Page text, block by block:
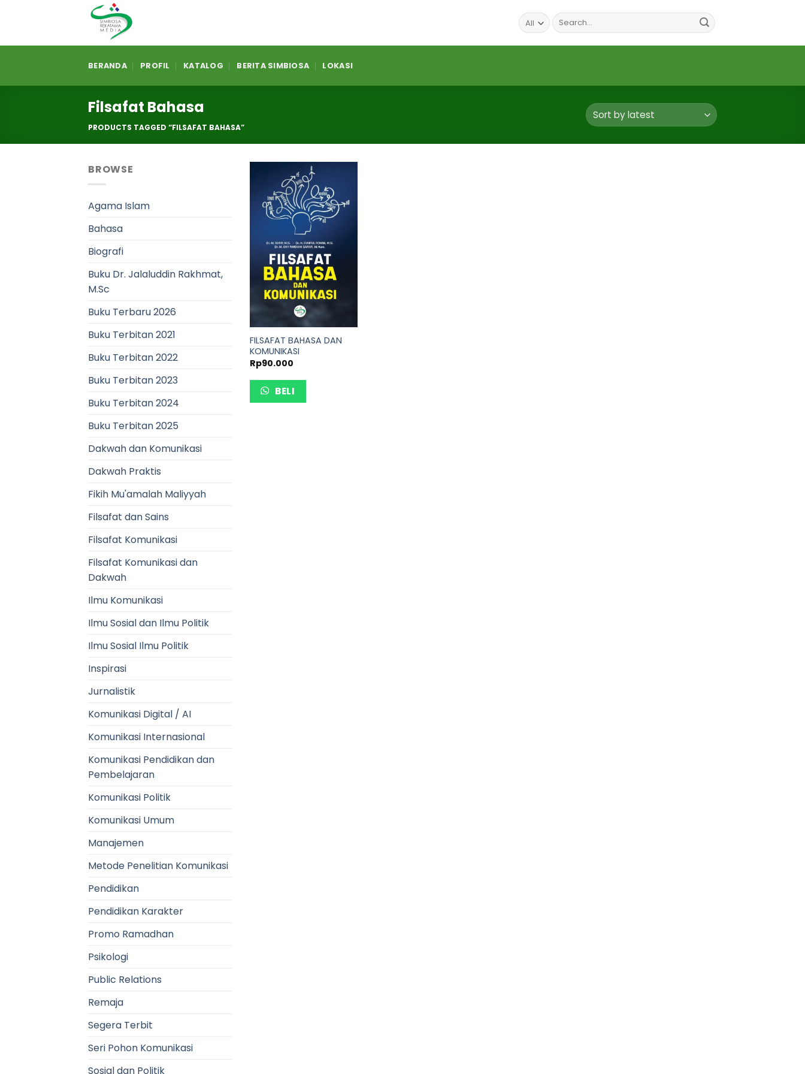
Search
for:
BERANDA PROFIL KATALOG BERITA SIMBIOSA LOKASI
Filsafat Bahasa
PRODUCTS TAGGED “FILSAFAT BAHASA”
BROWSE
Agama Islam
Bahasa
Biografi
Buku Dr. Jalaluddin Rakhmat,
M.Sc
Buku Terbaru 2026
Buku Terbitan 2021
Buku Terbitan 2022
Buku Terbitan 2023
Buku Terbitan 2024
Buku Terbitan 2025
Dakwah dan Komunikasi
Dakwah Praktis
Fikih Mu'amalah Maliyyah
Filsafat dan Sains
Filsafat Komunikasi
Filsafat Komunikasi dan
Dakwah
Ilmu Komunikasi
Ilmu Sosial dan Ilmu Politik
Ilmu Sosial Ilmu Politik
Inspirasi
Jurnalistik
Komunikasi Digital / AI
Komunikasi Internasional
Komunikasi Pendidikan dan
Pembelajaran
Komunikasi Politik
Komunikasi Umum
Manajemen
Metode Penelitian Komunikasi
Pendidikan
Pendidikan Karakter
Promo Ramadhan
Psikologi
Public Relations
Remaja
Segera Terbit
Seri Pohon Komunikasi
Sosial dan Politik
FILSAFAT BAHASA DAN
KOMUNIKASI
Rp90.000
BELI